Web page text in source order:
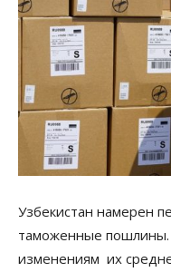
Узбекистан намерен
таможенные пошлины.
изменениям их